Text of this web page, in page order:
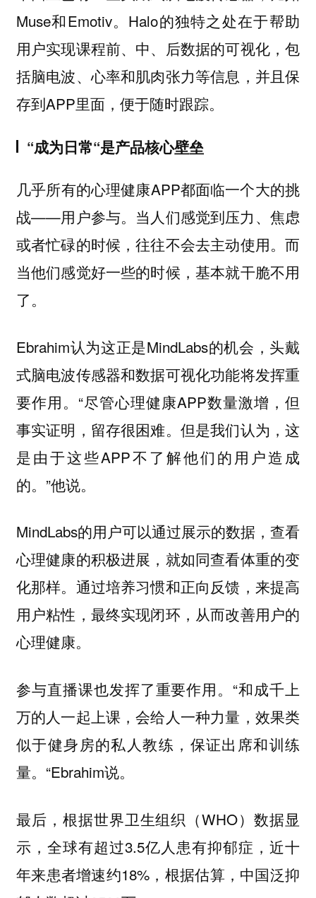
Muse和Emotiv。Halo的独特之处在于帮助
用户实现课程前、中、后数据的可视化，包
括脑电波、心率和肌肉张力等信息，并且保
存到APP里面，便于随时跟踪。
“成为日常“是产品核心壁垒
几乎所有的心理健康APP都面临一个大的挑
战——用户参与。当人们感觉到压力、焦虑
或者忙碌的时候，往往不会去主动使用。而
当他们感觉好一些的时候，基本就干脆不用
了。
Ebrahim认为这正是MindLabs的机会，头戴
式脑电波传感器和数据可视化功能将发挥重
要作用。“尽管心理健康APP数量激增，但
事实证明，留存很困难。但是我们认为，这
是由于这些APP不了解他们的用户造成
的。”他说。
MindLabs的用户可以通过展示的数据，查看
心理健康的积极进展，就如同查看体重的变
化那样。通过培养习惯和正向反馈，来提高
用户粘性，最终实现闭环，从而改善用户的
心理健康。
参与直播课也发挥了重要作用。“和成千上
万的人一起上课，会给人一种力量，效果类
似于健身房的私人教练，保证出席和训练
量。“Ebrahim说。
最后，根据世界卫生组织（WHO）数据显
示，全球有超过3.5亿人患有抑郁症，近十
年来患者增速约18%，根据估算，中国泛抑